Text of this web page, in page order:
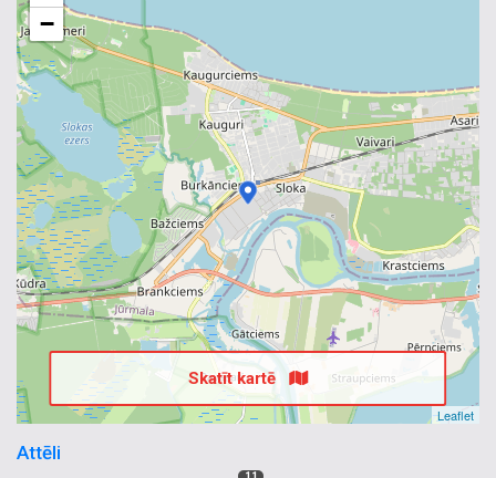
−
Leaflet
Skatīt kartē
Attēli